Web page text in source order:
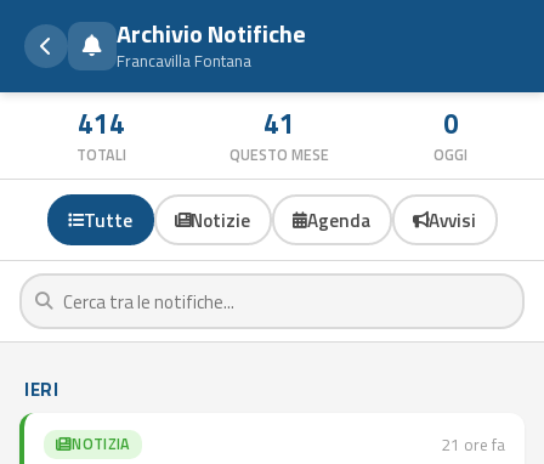
Archivio Notifiche
Francavilla Fontana
414
TOTALI
41
QUESTO MESE
0
OGGI
Tutte Notizie Agenda Avvisi
IERI
NOTIZIA 21 ore fa